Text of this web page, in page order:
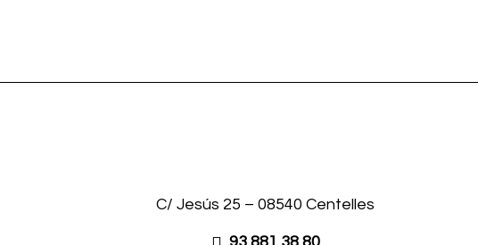
C/ Jesús 25 – 08540 Centelles